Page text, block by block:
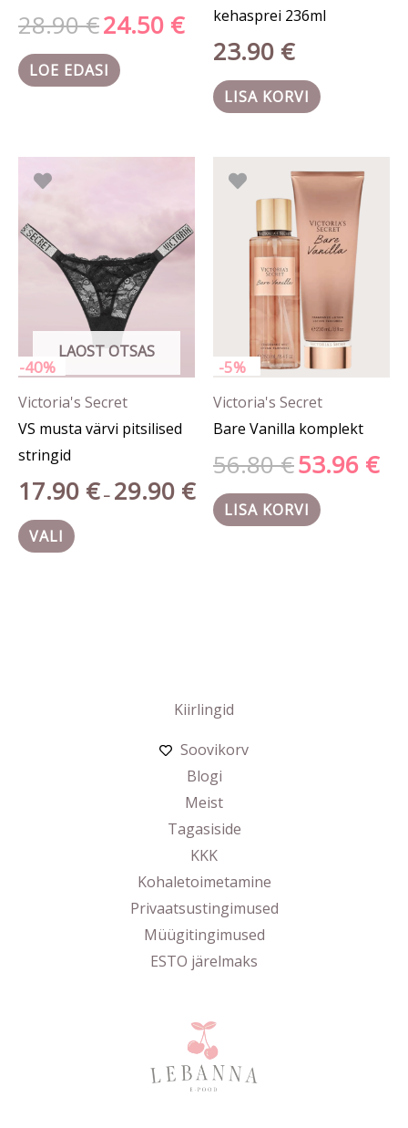
28.90€24.50 €
LOE EDASI
kehasprei 236ml
23.90 €
LISA KORVI
-40%
LAOST OTSAS
Victoria's Secret
VS musta värvi pitsilised
stringid
17.90 € – 29.90 €
17.90 €
VALI
varianti.
Valikuid
saab
teha
tootelehel.
-5%
Victoria's Secret
Bare Vanilla komplekt
56.80€
hind
53.96 €
LISA KORVI
Kiirlingid
Soovikorv
Blogi
Meist
Tagasiside
KKK
Kohaletoimetamine
Privaatsustingimused
Müügitingimused
ESTO järelmaks